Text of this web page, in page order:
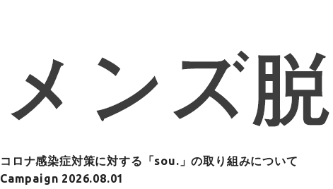
コロナ感染症対策に対する「sou.」の取り組みについて
Campaign 2026.08.01